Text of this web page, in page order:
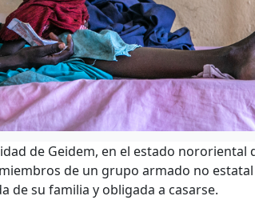
de Geidem, en el estado nororiental
de un grupo armado no
de su familia y obligada a casarse.